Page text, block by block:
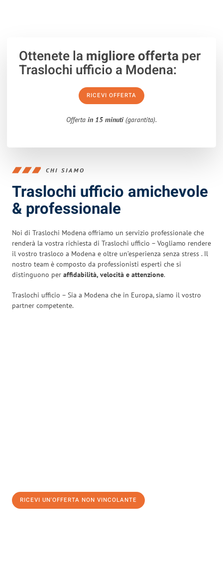
Ottenete la migliore offerta per
Traslochi ufficio a Modena:
RICEVI OFFERTA
Offerta in 15 minuti (garantita).
CHI SIAMO
Traslochi ufficio amichevole
& professionale
Noi di Traslochi Modena offriamo un servizio professionale che
renderà la vostra richiesta di Traslochi ufficio – Vogliamo rendere
il vostro trasloco a Modena e oltre un’esperienza senza stress . Il
nostro team è composto da professionisti esperti che si
distinguono per affidabilità, velocità e attenzione.
Traslochi ufficio – Sia a Modena che in Europa, siamo il vostro
partner competente.
RICEVI UN'OFFERTA NON VINCOLANTE